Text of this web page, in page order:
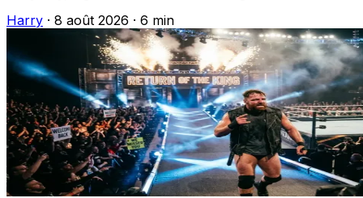
Harry · 8 août 2026 · 6 min